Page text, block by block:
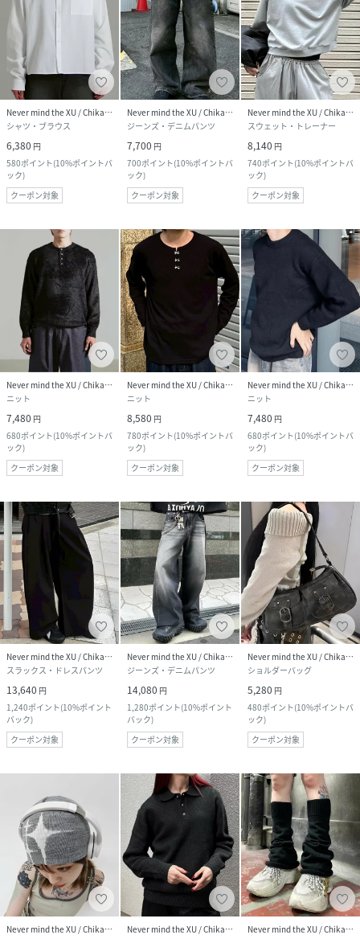
Never mind the XU / Chikashitsu+
シャツ・ブラウス
6,380 円
580ポイント(10%ポイントバ
ック)
クーポン対象
Never mind the XU / Chikashitsu+
ジーンズ・デニムパンツ
7,700 円
700ポイント(10%ポイントバ
ック)
クーポン対象
Never mind the XU / Chikashitsu+
スウェット・トレーナー
8,140 円
740ポイント(10%ポイントバ
ック)
クーポン対象
Never mind the XU / Chikashitsu+
ニット
7,480 円
680ポイント(10%ポイントバ
ック)
クーポン対象
Never mind the XU / Chikashitsu+
ニット
8,580 円
780ポイント(10%ポイントバ
ック)
クーポン対象
Never mind the XU / Chikashitsu+
ニット
7,480 円
680ポイント(10%ポイントバ
ック)
クーポン対象
Never mind the XU / Chikashitsu+
スラックス・ドレスパンツ
13,640 円
1,240ポイント(10%ポイント
バック)
クーポン対象
Never mind the XU / Chikashitsu+
ジーンズ・デニムパンツ
14,080 円
1,280ポイント(10%ポイント
バック)
クーポン対象
Never mind the XU / Chikashitsu+
ショルダーバッグ
5,280 円
480ポイント(10%ポイントバ
ック)
クーポン対象
Never mind the XU / Chikashitsu+
Never mind the XU / Chikashitsu+
Never mind the XU / Chikashitsu+